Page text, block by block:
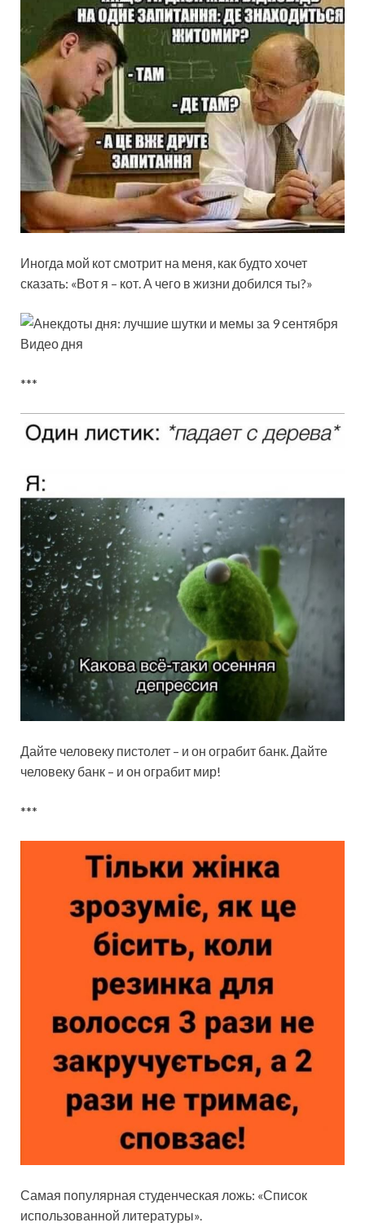
Иногда мой кот смотрит на меня, как будто хочет
сказать: «Вот я – кот. А чего в жизни добился ты?»
Видео дня
***
Дайте человеку пистолет – и он ограбит банк. Дайте
человеку банк – и он ограбит мир!
***
Самая популярная студенческая ложь: «Список
использованной литературы».